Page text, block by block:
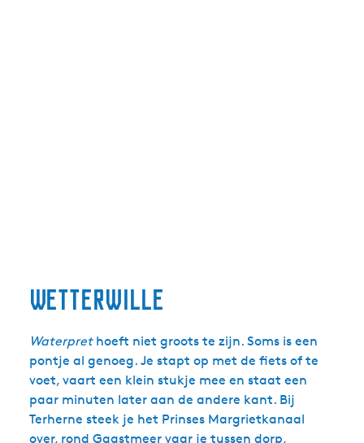
Wetterwille
Waterpret hoeft niet groots te zijn. Soms is een
pontje al genoeg. Je stapt op met de fiets of te
voet, vaart een klein stukje mee en staat een
paar minuten later aan de andere kant. Bij
Terherne steek je het Prinses Margrietkanaal
over, rond Gaastmeer vaar je tussen dorp,